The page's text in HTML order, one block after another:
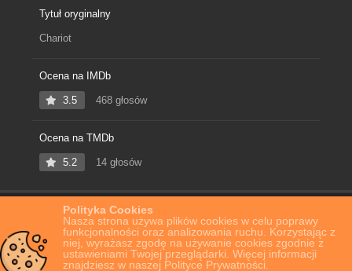
Polityka Cookies
Nasza strona używa plików cookies w celu poprawy
funkcjonalności oraz analizowania ruchu. Korzystając z
niej, wyrażasz zgodę na używanie cookies zgodnie z
ustawieniami Twojej przeglądarki. Więcej informacji
znajdziesz w naszej Polityce Prywatności.
Tytuł oryginalny
Chariot
Ocena na IMDb
3.5 468 głosów
Ocena na TMDb
5.2 14 głosów
Film Online Chariot